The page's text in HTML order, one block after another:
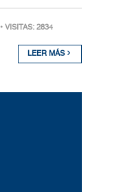
• VISITAS: 2834
LEER MÁS